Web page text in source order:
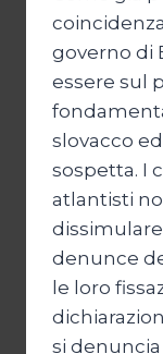
governo di
essere sul
slovacco
sospetta. I
atlantisti
denunce
le loro
si